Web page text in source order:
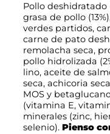
Pollo deshidratado
grasa de pollo
verdes partidos,
carne de pato
remolacha seca,
pollo hidrolizada
lino, aceite de
seca, achicoria
MOS y
(vitamina E,
minerales (zinc,
selenio). Pienso